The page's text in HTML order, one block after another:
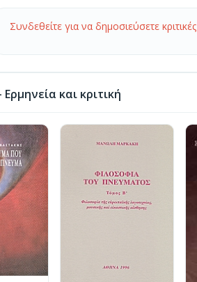
Συνδεθείτε για να δημοσιεύσετε κριτικές
και κριτική